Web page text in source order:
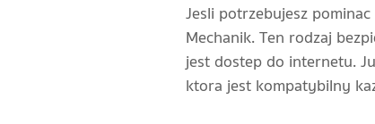
Jesli potrzebujesz
Mechanik. Ten rodzaj
jest dostep do internetu.
ktora jest kompatybilny